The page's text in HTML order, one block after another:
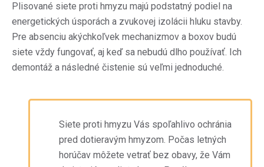
Plisované siete proti hmyzu majú podstatný podiel na
energetických úsporách a zvukovej izolácii hluku stavby.
Pre absenciu akýchkoľvek mechanizmov a boxov budú
siete vždy fungovať, aj keď sa nebudú dlho používať. Ich
demontáž a následné čistenie sú veľmi jednoduché.
Siete proti hmyzu Vás spoľahlivo ochránia
pred dotieravým hmyzom. Počas letných
horúčav môžete vetrať bez obavy, že Vám